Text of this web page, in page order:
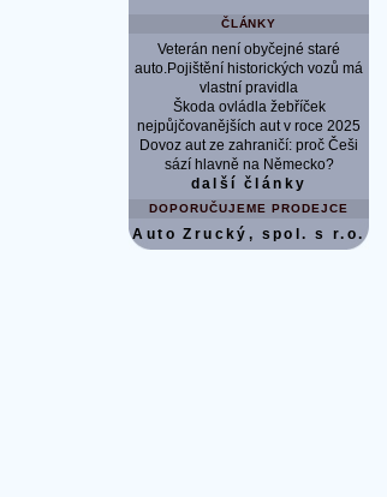
ČLÁNKY
Veterán není obyčejné staré
auto.Pojištění historických vozů má
vlastní pravidla
Škoda ovládla žebříček
nejpůjčovanějších aut v roce 2025
Dovoz aut ze zahraničí: proč Češi
sází hlavně na Německo?
další články
DOPORUČUJEME PRODEJCE
Auto Zrucký, spol. s r.o.